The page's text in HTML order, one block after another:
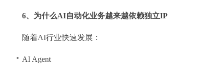
6、为什么AI自动化业务越来越依赖独立IP
随着AI行业快速发展：
AI Agent